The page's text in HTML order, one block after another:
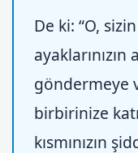
De ki: “O,
göndermeye
birbirinize
kısmınızın